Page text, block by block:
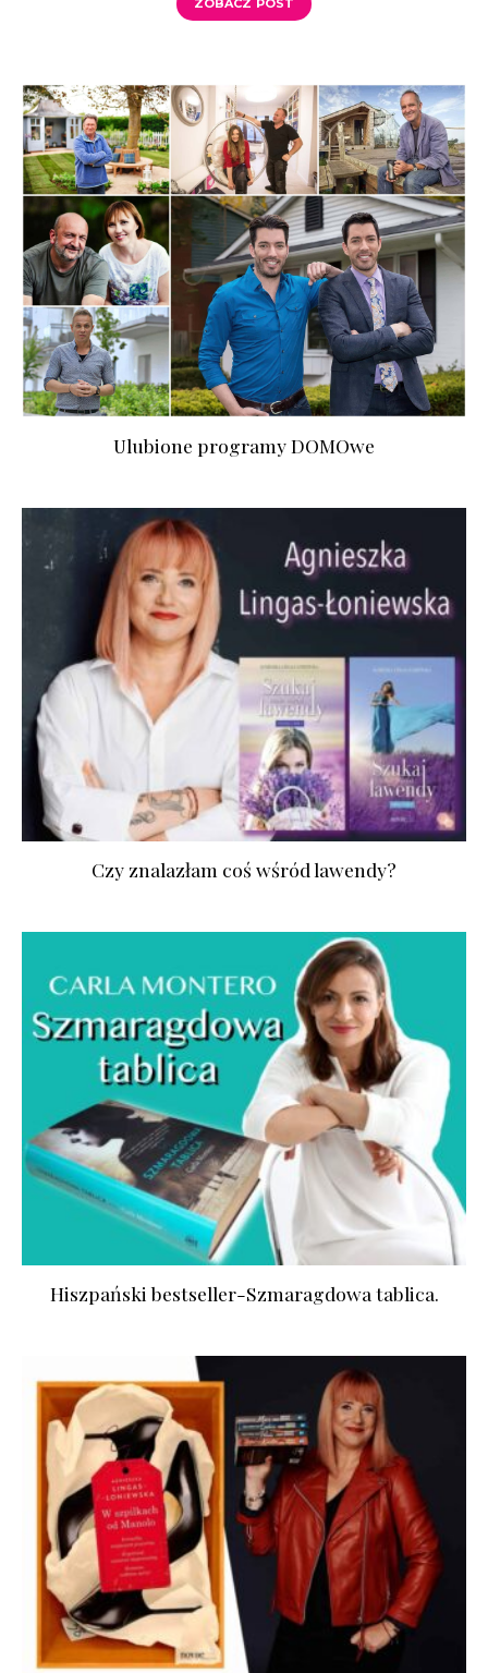
ZOBACZ POST
Ulubione programy DOMOwe
Czy znalazłam coś wśród lawendy?
Hiszpański bestseller-Szmaragdowa tablica.